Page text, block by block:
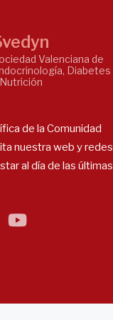
Valenciana de
Diabetes
de la Comunidad
nuestra web y redes
al día de las últimas
flickr